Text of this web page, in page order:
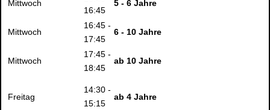
Mittwoch
16:45
5 - 6 Jahre
Mittwoch
16:45 -
17:45
6 - 10 Jahre
Mittwoch
17:45 -
18:45
ab 10 Jahre
Freitag
14:30 -
15:15
ab 4 Jahre